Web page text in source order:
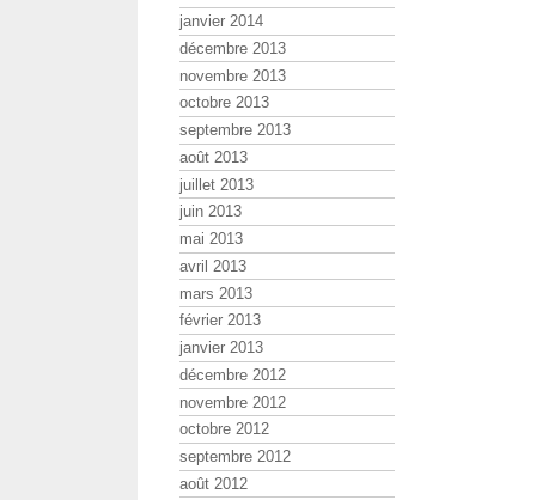
janvier 2014
décembre 2013
novembre 2013
octobre 2013
septembre 2013
août 2013
juillet 2013
juin 2013
mai 2013
avril 2013
mars 2013
février 2013
janvier 2013
décembre 2012
novembre 2012
octobre 2012
septembre 2012
août 2012